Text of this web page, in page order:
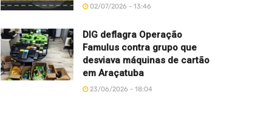
02/07/2026 - 13:46
DIG deflagra Operação
Famulus contra grupo que
desviava máquinas de cartão
em Araçatuba
23/06/2026 - 18:04